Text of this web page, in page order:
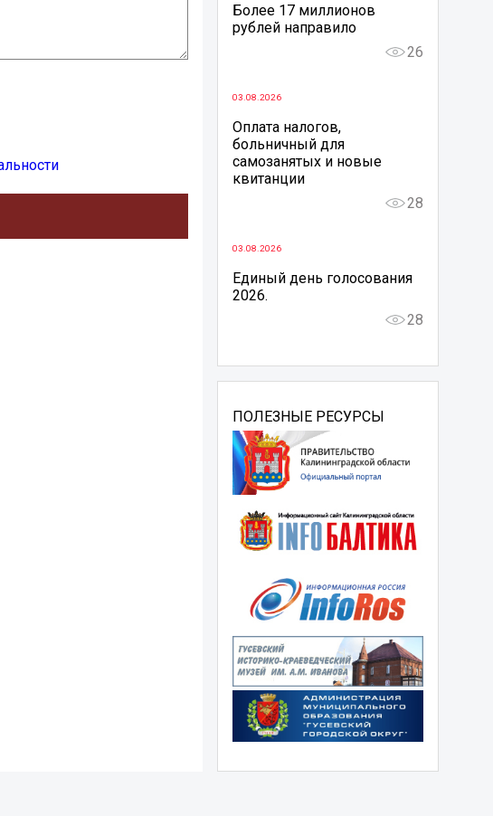
Более 17 миллионов
рублей направило
26
03.08.2026
Оплата налогов,
больничный для
самозанятых и новые
квитанции
28
03.08.2026
Единый день голосования
2026.
28
ПОЛЕЗНЫЕ РЕСУРСЫ